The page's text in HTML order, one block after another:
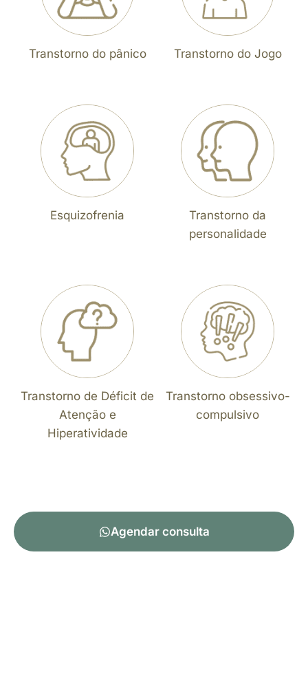
Transtorno do pânico Transtorno do Jogo
Esquizofrenia
Transtorno da
personalidade
Transtorno de Déficit de
Atenção e
Hiperatividade
Transtorno obsessivo-
compulsivo
Agendar consulta